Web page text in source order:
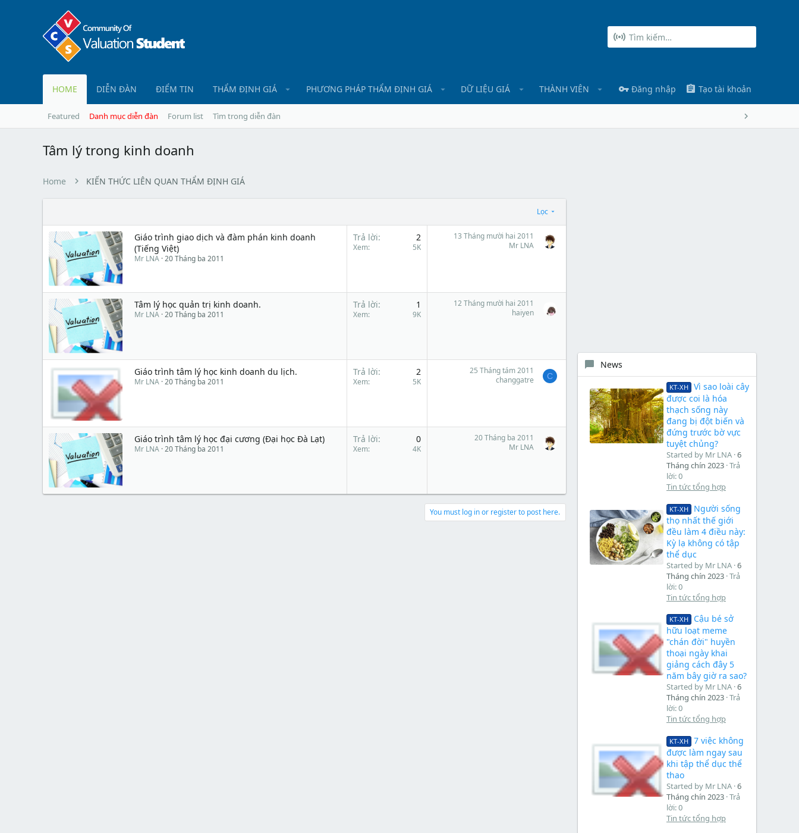
HOME DIỄN ĐÀN ĐIỂM TIN THẨM ĐỊNH GIÁ PHƯƠNG PHÁP THẨM ĐỊNH GIÁ DỮ LIỆU GIÁ THÀNH VIÊN Đăng nhập Tạo tài khoản
Featured Danh mục diễn đàn Forum list Tìm trong diễn đàn
Tâm lý trong kinh doanh
Home KIẾN THỨC LIÊN QUAN THẨM ĐỊNH GIÁ
Lọc
Giáo trình giao dịch và đàm phán kinh doanh
(Tiếng Việt)
Mr LNA 20 Tháng ba 2011
Trả lời 2
Xem 5K
13 Tháng mười hai 2011
Mr LNA
Tâm lý học quản trị kinh doanh.
Mr LNA 20 Tháng ba 2011
Trả lời 1
Xem 9K
12 Tháng mười hai 2011
haiyen
Giáo trình tâm lý học kinh doanh du lịch.
Mr LNA 20 Tháng ba 2011
Trả lời 2
Xem 5K
25 Tháng tám 2011
changgatre
C
Giáo trình tâm lý học đại cương (Đại học Đà Lạt)
Mr LNA 20 Tháng ba 2011
Trả lời 0
Xem 4K
20 Tháng ba 2011
Mr LNA
You must log in or register to post here.
News
KT-XH
Vì sao loài cây
được coi là hóa
thạch sống này
đang bị đột biến và
đứng trước bờ vực
tuyệt chủng?
Started by Mr LNA 6
Tháng chín 2023 Trả
lời: 0
Tin tức tổng hợp
KT-XH
Người sống
thọ nhất thế giới
đều làm 4 điều này:
Kỳ lạ không có tập
thể dục
Started by Mr LNA 6
Tháng chín 2023 Trả
lời: 0
Tin tức tổng hợp
KT-XH
Cậu bé sở
hữu loạt meme
"chán đời" huyền
thoại ngày khai
giảng cách đây 5
năm bây giờ ra sao?
Started by Mr LNA 6
Tháng chín 2023 Trả
lời: 0
Tin tức tổng hợp
KT-XH
7 việc không
được làm ngay sau
khi tập thể dục thể
thao
Started by Mr LNA 6
Tháng chín 2023 Trả
lời: 0
Tin tức tổng hợp